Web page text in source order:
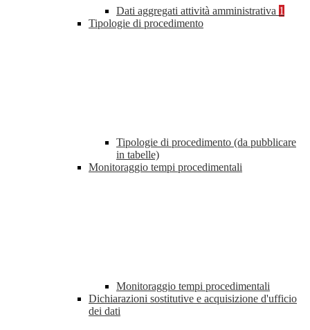
Dati aggregati attività amministrativa 1
Tipologie di procedimento
Tipologie di procedimento (da pubblicare
in tabelle)
Monitoraggio tempi procedimentali
Monitoraggio tempi procedimentali
Dichiarazioni sostitutive e acquisizione d'ufficio
dei dati